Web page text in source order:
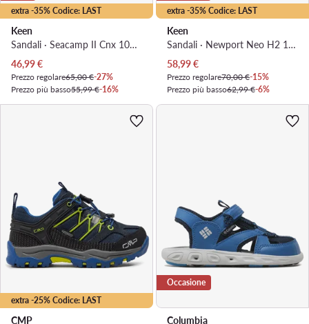
extra -35% Codice: LAST
Keen
Sandali · Seacamp II Cnx 1010096 · Blu scuro
Prezzo attuale
46,99€
Prezzo regolare65,00 €-27%
Prezzo più basso55,99 €-16%
extra -35% Codice: LAST
Keen
Sandali · Newport Neo H2 1018426 · Grigio
Prezzo attuale
58,99€
Prezzo regolare70,00 €-15%
Prezzo più basso62,99 €-6%
extra -25% Codice: LAST
CMP
Occasione
Columbia